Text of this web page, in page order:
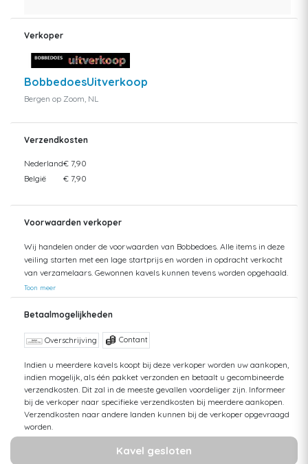
Verkoper
BobbedoesUitverkoop
Bergen op Zoom, NL
Verzendkosten
Nederland€ 7,90
België
€ 7,90
Voorwaarden verkoper
Wij handelen onder de voorwaarden van Bobbedoes. Alle items in deze
veiling starten met een lage startprijs en worden in opdracht verkocht
van verzamelaars. Gewonnen kavels kunnen tevens worden opgehaald.
Uw aankopen worden gecombineerd verzonden om hoge verzendkosten
te kunnen beperken. Zendingen worden gedaan vanuit zowel België als
Nederland. Bij verzending van bedragen hoger dan €75 wordt een
hoger uitvallen dan het getoonde tarief aangezien de uiteindelijke
verkoopprijs niet altijd bekend is. Bij een aangetekende zending bent u
verzekerd tegen schade of verlies van uw zending. Bij een standaard
zending kan ik geen terugbetaling doen van uw aankoop bij verlies of
schade. Voor vragen hierover kunt u altijd contact opnemen. Aankopen
worden, zonder afspraak, maximaal 1 jaar bewaard. Daarna kunt u
geen aanspraak maken op uw betaling en op uw bewaarde aankopen,
tenzij u opslagkosten betaalt. De hoogte van deze kosten zijn
verkoper. Let op! Bij controle van strips worden de meest belangrijke
Toon meer
Betaalmogelijkheden
Overschrijving Contant
Indien u meerdere kavels koopt bij deze verkoper worden uw aankopen,
indien mogelijk, als één pakket verzonden en betaalt u gecombineerde
verzendkosten. Dit zal in de meeste gevallen voordeliger zijn. Informeer
bij de verkoper naar specifieke verzendkosten bij meerdere aankopen.
Verzendkosten naar andere landen kunnen bij de verkoper opgevraagd
worden.
Kavel gesloten